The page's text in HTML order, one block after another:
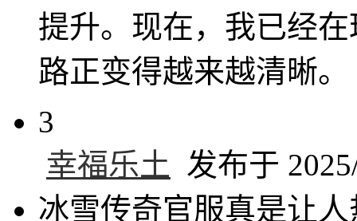
提升。现在，我已经
路正变得越来越清晰。
3
幸福乐土
发布于
冰雪传奇官服真是让